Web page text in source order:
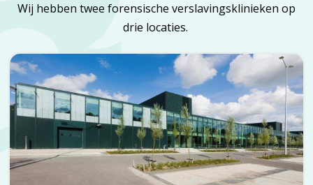
Wij hebben twee forensische verslavingsklinieken op
drie locaties.